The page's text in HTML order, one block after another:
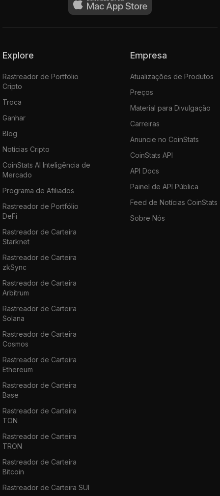
Explore
Rastreador de Portfólio
Cripto
Troca
Ganhar
Blog
Notícias Cripto
CoinStats AI Inteligência de
Mercado
Programa de Afiliados
Rastreador de Portfólio
DeFi
Rastreador de Carteira
Starknet
Rastreador de Carteira
zkSync
Rastreador de Carteira
Arbitrum
Rastreador de Carteira
Solana
Rastreador de Carteira
Cosmos
Rastreador de Carteira
Ethereum
Rastreador de Carteira
Base
Rastreador de Carteira
TON
Rastreador de Carteira
TRON
Rastreador de Carteira
Bitcoin
Rastreador de Carteira SUI
Empresa
Atualizações de Produtos
Preços
Material para Divulgação
Carreiras
Anuncie no CoinStats
CoinStats API
API Docs
Painel de API Pública
Feed de Notícias CoinStats
Sobre Nós